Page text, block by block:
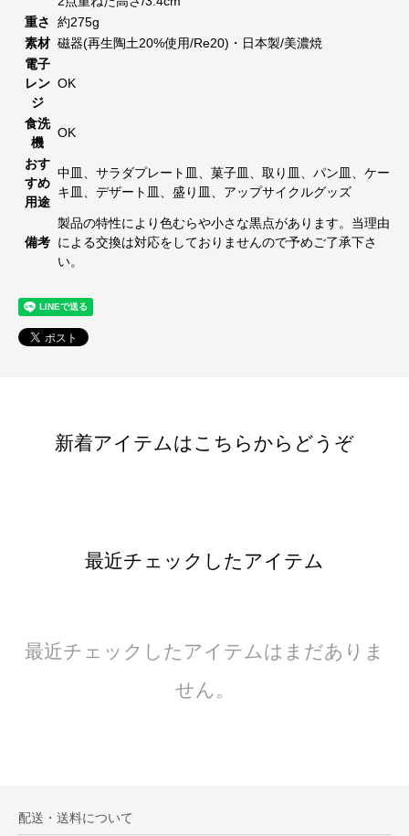
重さ
約275g
素材 磁器(再生陶土20%使用/Re20)・日本製/美濃焼
電子
レン
ジ
OK
食洗
機
OK
おす
すめ
用途
中皿、サラダプレート皿、菓子皿、取り皿、パン皿、ケー
キ皿、デザート皿、盛り皿、アップサイクルグッズ
備考
製品の特性により色むらや小さな黒点があります。当理由
による交換は対応をしておりませんので予めご了承下さ
い。
新着アイテムはこちらからどうぞ
最近チェックしたアイテム
最近チェックしたアイテムはまだありま
せん。
配送・送料について